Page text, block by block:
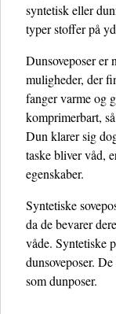
syntetisk eller
typer stoffer på
Dunsoveposer er
muligheder, der
fanger varme og
komprimerbart,
Dun klarer sig
taske bliver våd,
egenskaber.
Syntetiske
da de bevarer
våde. Syntetiske
dunsoveposer.
som dunposer.